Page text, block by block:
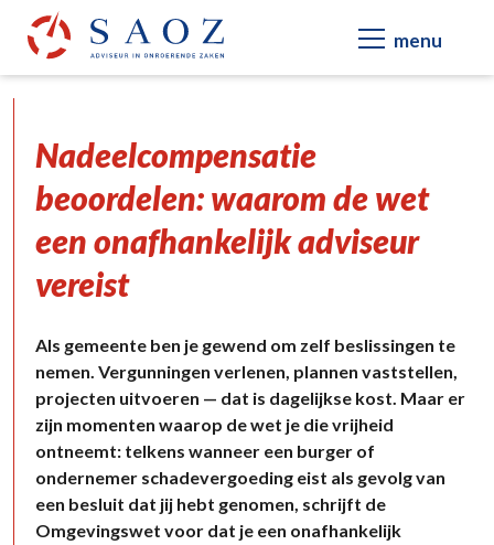
Nadeelcompensatie
beoordelen: waarom de wet
een onafhankelijk adviseur
vereist
Als gemeente ben je gewend om zelf beslissingen te
nemen. Vergunningen verlenen, plannen vaststellen,
projecten uitvoeren — dat is dagelijkse kost. Maar er
zijn momenten waarop de wet je die vrijheid
ontneemt: telkens wanneer een burger of
ondernemer schadevergoeding eist als gevolg van
een besluit dat jij hebt genomen, schrijft de
Omgevingswet voor dat je een onafhankelijk